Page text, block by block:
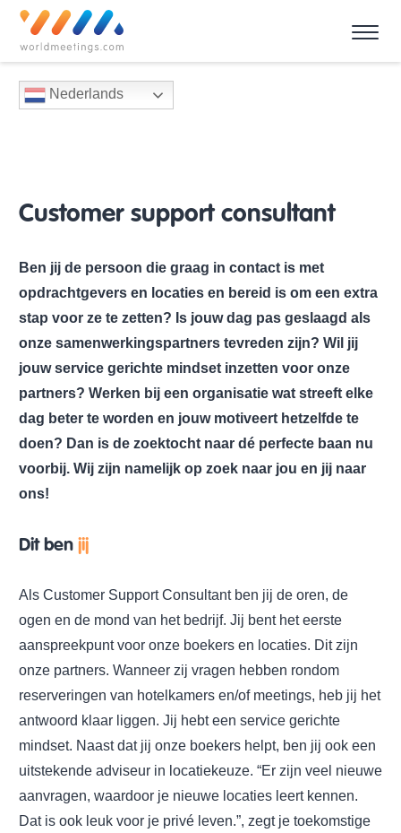
Nederlands
Customer support consultant
Ben jij de persoon die graag in contact is met
opdrachtgevers en locaties en bereid is om een extra
stap voor ze te zetten? Is jouw dag pas geslaagd als
onze samenwerkingspartners tevreden zijn? Wil jij
jouw service gerichte mindset inzetten voor onze
partners? Werken bij een organisatie wat streeft elke
dag beter te worden en jouw motiveert hetzelfde te
doen? Dan is de zoektocht naar dé perfecte baan nu
voorbij. Wij zijn namelijk op zoek naar jou en jij naar
ons!
Dit ben jij
Als Customer Support Consultant ben jij de oren, de
ogen en de mond van het bedrijf. Jij bent het eerste
aanspreekpunt voor onze boekers en locaties. Dit zijn
onze partners. Wanneer zij vragen hebben rondom
reserveringen van hotelkamers en/of meetings, heb jij het
antwoord klaar liggen. Jij hebt een service gerichte
mindset. Naast dat jij onze boekers helpt, ben jij ook een
uitstekende adviseur in locatiekeuze. “Er zijn veel nieuwe
aanvragen, waardoor je nieuwe locaties leert kennen.
Dat is ook leuk voor je privé leven.”, zegt je toekomstige